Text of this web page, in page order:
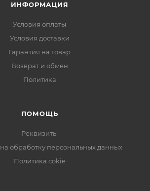
ИНФОРМАЦИЯ
Условия оплаты
Условия доставки
Гарантия на товар
Возврат и обмен
Политика
ПОМОЩЬ
Реквизиты
обработку персональных данных
Политика cokie